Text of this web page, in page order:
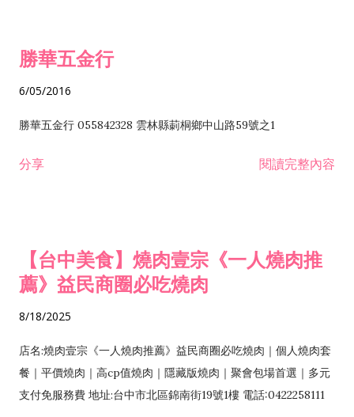
勝華五金行
6/05/2016
勝華五金行 055842328 雲林縣莿桐鄉中山路59號之1
分享 閱讀完整內容
【台中美食】燒肉壹宗《一人燒肉推
薦》益民商圈必吃燒肉
8/18/2025
店名:燒肉壹宗《一人燒肉推薦》益民商圈必吃燒肉｜個人燒肉套
餐｜平價燒肉｜高cp值燒肉｜隱藏版燒肉｜聚會包場首選｜多元
支付免服務費 地址:台中市北區錦南街19號1樓 電話:0422258111